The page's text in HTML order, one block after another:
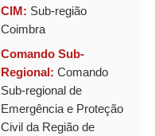
CIM: Sub-região
Coimbra
Comando Sub-
Regional: Comando
Sub-regional de
Emergência e Proteção
Civil da Região de